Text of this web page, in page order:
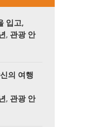
입고,
, 관광 안
의 여행
, 관광 안